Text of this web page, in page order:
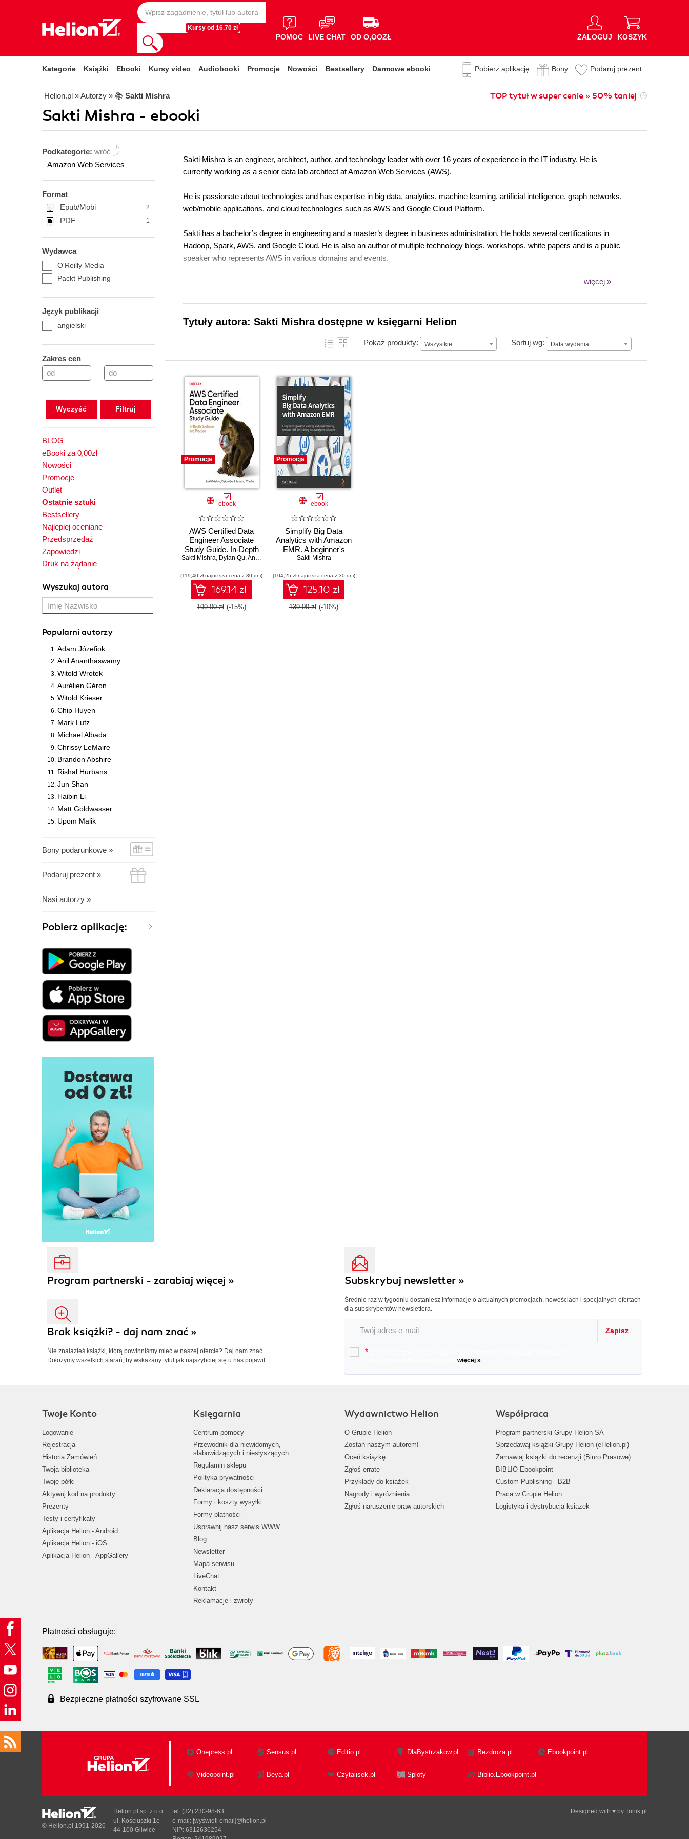
Kursy od 16,70 zł
POMOC LIVE CHAT OD O,OOZŁ ZALOGUJ KOSZYK
Kategorie Książki Ebooki Kursy video Audiobooki Promocje Nowości Bestsellery Darmowe ebooki Pobierz aplikację Bony Podaruj prezent
Helion.pl » Autorzy » 📚 Sakti Mishra TOP tytuł w super cenie » 50% taniej
Sakti Mishra - ebooki
Podkategorie: wróć
Amazon Web Services
Format
Epub/Mobi
2
PDF 1
Wydawca
O'Reilly Media
Packt Publishing
Język publikacji
angielski
Zakres cen
–
Wyczyść
BLOG
eBooki za 0,00zł
Nowości
Promocje
Outlet
Ostatnie sztuki
Bestsellery
Najlepiej oceniane
Przedsprzedaż
Zapowiedzi
Druk na żądanie
Wyszukaj autora
Popularni autorzy
Adam Józefiok
Anil Ananthaswamy
Witold Wrotek
Aurélien Géron
Witold Krieser
Chip Huyen
Mark Lutz
Michael Albada
Chrissy LeMaire
Brandon Abshire
Rishal Hurbans
Jun Shan
Haibin Li
Matt Goldwasser
Upom Malik
Bony podarunkowe »
Podaruj prezent »
Nasi autorzy »
Pobierz aplikację:
Sakti Mishra is an engineer, architect, author, and technology leader with over 16 years of experience in the IT industry. He is
currently working as a senior data lab architect at Amazon Web Services (AWS).
He is passionate about technologies and has expertise in big data, analytics, machine learning, artificial intelligence, graph networks,
web/mobile applications, and cloud technologies such as AWS and Google Cloud Platform.
Sakti has a bachelor’s degree in engineering and a master’s degree in business administration. He holds several certifications in
Hadoop, Spark, AWS, and Google Cloud. He is also an author of multiple technology blogs, workshops, white papers and is a public
speaker who represents AWS in various domains and events.
więcej »
Tytuły autora: Sakti Mishra dostępne w księgarni Helion
Pokaż produkty: Wszystkie Sortuj wg: Data wydania
Data wydania
Promocja
ebook
AWS Certified Data
Engineer Associate
Study Guide. In-Depth
Guidance and Practice
Sakti Mishra, Dylan Qu,Anusha Challa
(119,40 zł najniższa cena z 30 dni)
169.14 zł
199.00 zł (-15%)
Promocja
ebook
Simplify Big Data
Analytics with Amazon
EMR. A beginner's
guide to learning and
EMR for building data
analytics solutions
Sakti Mishra
(104,25 zł najniższa cena z 30 dni)
125.10 zł
139.00 zł (-10%)
Program partnerski - zarabiaj więcej »
Brak książki? - daj nam znać »
Nie znalazłeś książki, którą powinniśmy mieć w naszej ofercie? Daj nam znać.
Dołożymy wszelkich starań, by wskazany tytuł jak najszybciej się u nas pojawił.
Subskrybuj newsletter »
Średnio raz w tygodniu dostaniesz informacje o aktualnych promocjach, nowościach i specjalnych ofertach
dla subskrybentów newslettera.
Zapisz
*
więcej »
Twoje Konto
Logowanie
Rejestracja
Historia Zamówień
Twoja biblioteka
Twoje półki
Aktywuj kod na produkty
Prezenty
Testy i certyfikaty
Aplikacja Helion - Android
Aplikacja Helion - iOS
Aplikacja Helion - AppGallery
Księgarnia
Centrum pomocy
Przewodnik dla niewidomych,
słabowidzących i niesłyszących
Regulamin sklepu
Polityka prywatności
Deklaracja dostępności
Formy i koszty wysyłki
Formy płatności
Usprawnij nasz serwis WWW
Blog
Newsletter
Mapa serwisu
LiveChat
Kontakt
Reklamacje i zwroty
Wydawnictwo Helion
O Grupie Helion
Zostań naszym autorem!
Oceń książkę
Zgłoś erratę
Przykłady do książek
Nagrody i wyróżnienia
Zgłoś naruszenie praw autorskich
Współpraca
Program partnerski Grupy Helion SA
Sprzedawaj książki Grupy Helion (eHelion.pl)
Zamawiaj książki do recenzji (Biuro Prasowe)
BIBLIO Ebookpoint
Custom Publishing - B2B
Praca w Grupie Helion
Logistyka i dystrybucja książek
Płatności obsługuje:
Bezpieczne płatności szyfrowane SSL
Onepress.pl Sensus.pl Editio.pl DlaBystrzakow.pl Bezdroza.pl Ebookpoint.pl
Videopoint.pl Beya.pl Czytalisek.pl Sploty Biblio.Ebookpoint.pl
Designed with ♥ by Tonik.pl
© Helion.pl 1991-2026
Helion.pl sp. z o.o.
ul. Kościuszki 1c
44-100 Gliwice
tel. (32) 230-98-63
e-mail: [wyświetl email]@helion.pl
NIP: 6312636254